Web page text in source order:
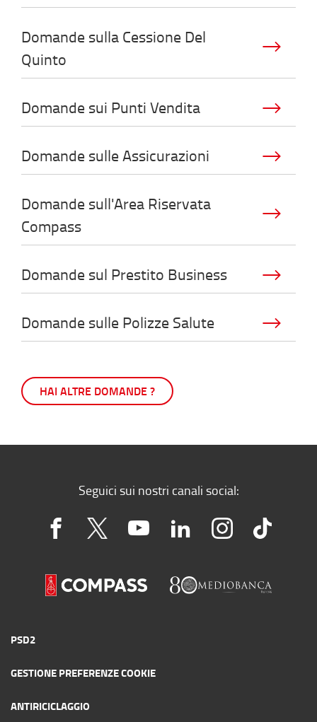
Domande sulla Cessione Del
Quinto
Domande sui Punti Vendita
Domande sulle Assicurazioni
Domande sull'Area Riservata
Compass
Domande sul Prestito Business
Domande sulle Polizze Salute
HAI ALTRE DOMANDE ?
Seguici sui nostri canali social:
PSD2
GESTIONE PREFERENZE COOKIE
ANTIRICICLAGGIO